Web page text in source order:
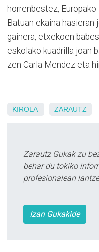
horrenbestez,
Batuan ekaina hasieran
gainera, etxekoen
eskolako kuadrilla joan
zen Carla Mendez eta
KIROLA ZARAUTZ
Zarautz Gukak zu
behar du tokiko
profesionalean
Izan Gukakide